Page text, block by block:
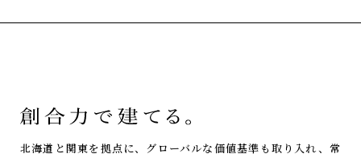
北海道と関東を拠点に、グローバルな価値基準も取り入れ、常